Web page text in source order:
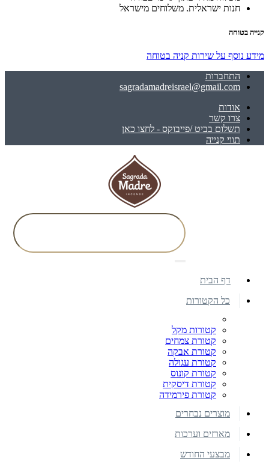
חנות ישראלית. משלוחים מישראל
קנייה בטוחה
מידע נוסף על שירות קניה בטוחה
התחברות
sagradamadreisrael@gmail.com
אודות
צרו קשר
תשלום בביט /פייבוקס - לחצו כאן
תווי קנייה
דף הבית
כל הקטורות
קטורות מקל
קטורת צמחים
קטורת אבקה
קטורת עגולה
קטורת קונוס
קטורת דיסקית
קטורת פירמידה
מוצרים נבחרים
מארזים וערכות
מבצעי החודש